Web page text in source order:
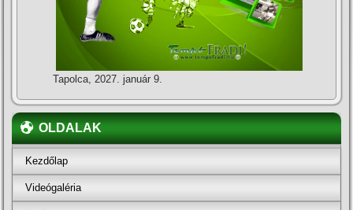
Tapolca, 2027. január 9.
OLDALAK
Kezdőlap
Videógaléria